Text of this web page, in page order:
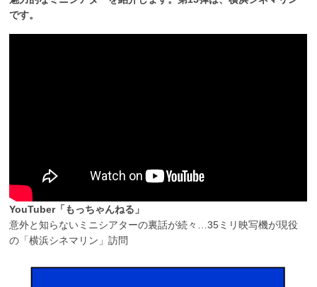
です。
YouTuber「もっちゃんねる」
意外と知らないミニシアターの裏話が続々…35ミリ映写機が現役
の「横浜シネマリン」訪問